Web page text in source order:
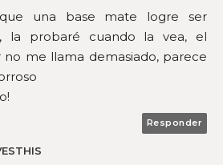
que una base mate logre ser
la probaré cuando la vea, el
no me llama demasiado, parece
Responder